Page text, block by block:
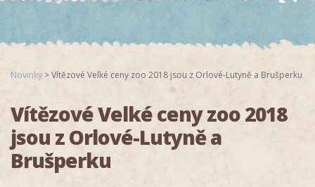
Novinky >Vítězové Velké ceny zoo 2018 jsou z Orlové-Lutyně a Brušperku
Vítězové Velké ceny zoo 2018
jsou z Orlové-Lutyně a
Brušperku